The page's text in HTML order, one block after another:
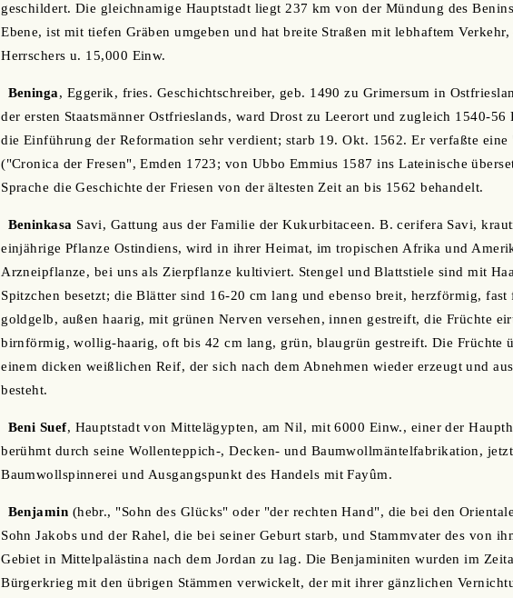
geschildert. Die gleichnamige Hauptstadt liegt 237 km von der Mündung des
Ebene, ist mit tiefen Gräben umgeben und hat breite Straßen mit lebhaftem
Herrschers u. 15,000 Einw.
Beninga, Eggerik, fries. Geschichtschreiber, geb. 1490 zu Grimersum in
der ersten Staatsmänner Ostfrieslands, ward Drost zu Leerort und zugleich 1540-
die Einführung der Reformation sehr verdient; starb 19. Okt. 1562. Er verfaßte
("Cronica der Fresen", Emden 1723; von Ubbo Emmius 1587 ins Lateinische
Sprache die Geschichte der Friesen von der ältesten Zeit an bis 1562 behandelt.
Beninkasa Savi, Gattung aus der Familie der Kukurbitaceen. B. cerifera Savi,
einjährige Pflanze Ostindiens, wird in ihrer Heimat, im tropischen Afrika und
Arzneipflanze, bei uns als Zierpflanze kultiviert. Stengel und Blattstiele sind mit
Spitzchen besetzt; die Blätter sind 16-20 cm lang und ebenso breit, herzförmig,
goldgelb, außen haarig, mit grünen Nerven versehen, innen gestreift, die Früchte
birnförmig, wollig-haarig, oft bis 42 cm lang, grün, blaugrün gestreift. Die Früchte
einem dicken weißlichen Reif, der sich nach dem Abnehmen wieder erzeugt und
besteht.
Beni Suef, Hauptstadt von Mittelägypten, am Nil, mit 6000 Einw., einer der
berühmt durch seine Wollenteppich-, Decken- und Baumwollmäntelfabrikation,
Baumwollspinnerei und Ausgangspunkt des Handels mit Fayûm.
Benjamin (hebr., "Sohn des Glücks" oder "der rechten Hand", die bei den
Sohn Jakobs und der Rahel, die bei seiner Geburt starb, und Stammvater des von
Gebiet in Mittelpalästina nach dem Jordan zu lag. Die Benjaminiten wurden im
Bürgerkrieg mit den übrigen Stämmen verwickelt, der mit ihrer gänzlichen